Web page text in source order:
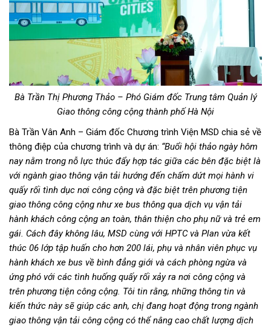
Bà Trần Thị Phương Thảo – Phó Giám đốc Trung tâm Quản lý
Giao thông công cộng thành phố Hà Nội
Bà Trần Vân Anh – Giám đốc Chương trình Viện MSD chia sẻ về
thông điệp của chương trình và dự án: “Buổi hội thảo ngày hôm
nay nằm trong nỗ lực thúc đẩy hợp tác giữa các bên đặc biệt là
với ngành giao thông vận tải hướng đến chấm dứt mọi hành vi
quấy rối tình dục nơi công cộng và đặc biệt trên phương tiện
giao thông công cộng như xe bus thông qua dịch vụ vận tải
hành khách công cộng an toàn, thân thiện cho phụ nữ và trẻ em
gái. Cách đây không lâu, MSD cùng với HPTC và Plan vừa kết
thúc 06 lớp tập huấn cho hơn 200 lái, phụ và nhân viên phục vụ
hành khách xe bus về bình đẳng giới và cách phòng ngừa và
ứng phó với các tình huống quấy rối xảy ra nơi công cộng và
trên phương tiện công cộng. Tôi tin rằng, những thông tin và
kiến thức này sẽ giúp các anh, chị đang hoạt động trong ngành
giao thông vận tải công cộng có thể nâng cao chất lượng dịch